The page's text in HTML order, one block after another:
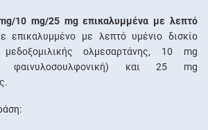
10 mg/25 mg επικαλυμμένα με λεπτό
επικαλυμμένο με λεπτό υμένιο δισκίο
ολμεσαρτάνης, 10 mg
φαινυλοσουλφονική) και 25 mg